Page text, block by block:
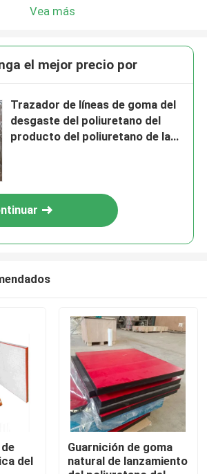
Vea más
el mejor precio por
Trazador de líneas de goma del
desgaste del poliuretano del
producto del poliuretano de las
del
Guarnición de goma
natural de lanzamiento